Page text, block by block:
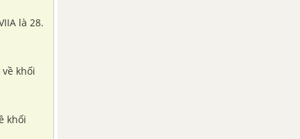
là 28.